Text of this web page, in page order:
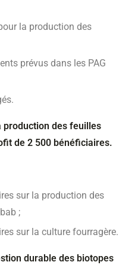
la production des
prévus dans les PAG
production des feuilles
de 2 500 bénéficiaires.
sur la production des
;
sur la culture fourragère.
durable des biotopes